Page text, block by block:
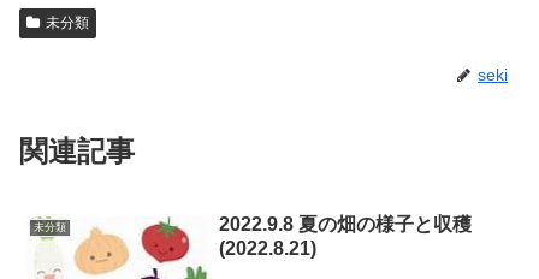
未分類
seki
関連記事
未分類
2022.9.8 夏の畑の様子と収穫
(2022.8.21)